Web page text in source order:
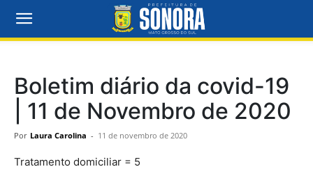
Boletim diário da covid-19
| 11 de Novembro de 2020
Por Laura Carolina - 11 de novembro de 2020
Tratamento domiciliar = 5